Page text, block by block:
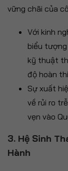
vững chãi của
Với kinh
biểu
kỹ thuật
độ hoàn
Sự xuất
về rủi ro
vẹn vào
3. Hệ Sinh
Hành